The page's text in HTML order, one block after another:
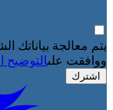
يتم معالجة بياناتك
ووافقت علىالتوضيح
اشترك